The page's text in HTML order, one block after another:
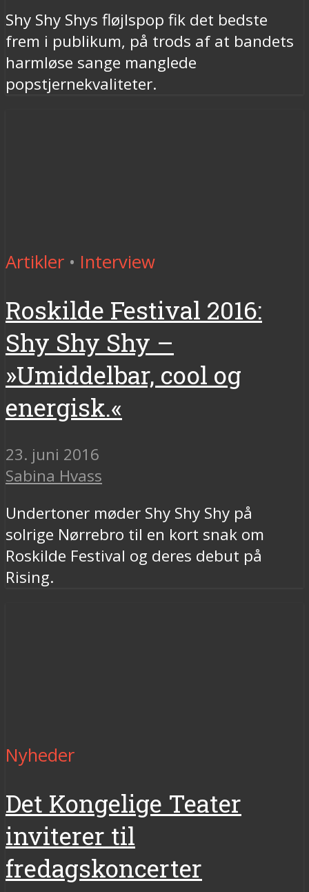
Shy Shy Shys fløjlspop fik det bedste
frem i publikum, på trods af at bandets
harmløse sange manglede
popstjernekvaliteter.
Artikler • Interview
Roskilde Festival 2016:
Shy Shy Shy –
»Umiddelbar, cool og
energisk.«
23. juni 2016
Sabina Hvass
Undertoner møder Shy Shy Shy på
solrige Nørrebro til en kort snak om
Roskilde Festival og deres debut på
Rising.
Nyheder
Det Kongelige Teater
inviterer til
fredagskoncerter